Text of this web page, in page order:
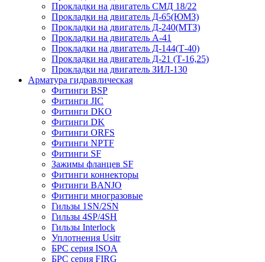
Прокладки на двигатель СМД 18/22
Прокладки на двигатель Д-65(ЮМЗ)
Прокладки на двигатель Д-240(МТЗ)
Прокладки на двигатель А-41
Прокладки на двигатель Д-144(Т-40)
Прокладки на двигатель Д-21 (Т-16,25)
Прокладки на двигатель ЗИЛ-130
Арматура гидравлическая
Фитинги BSP
Фитинги JIC
Фитинги DKO
Фитинги DK
Фитинги ORFS
Фитинги NPTF
Фитинги SF
Зажимы фланцев SF
Фитинги коннекторы
Фитинги BANJO
Фитинги многразовые
Гильзы 1SN/2SN
Гильзы 4SP/4SH
Гильзы Interlock
Уплотнения Usitr
БРС серия ISOA
БРС серия FIRG